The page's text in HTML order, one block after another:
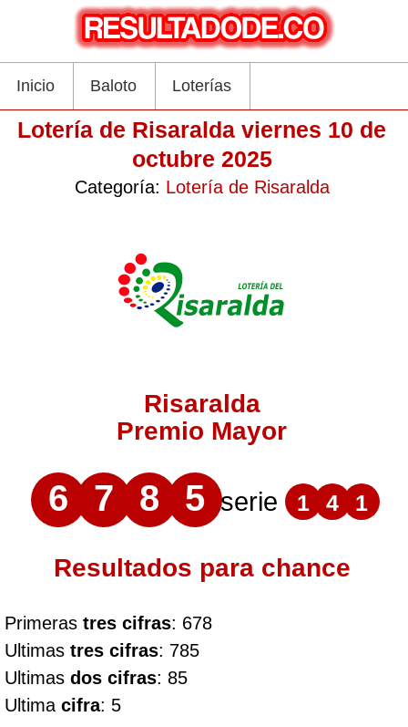
Inicio Baloto Loterías
Lotería de Risaralda viernes 10 de
octubre 2025
Categoría: Lotería de Risaralda
Risaralda
Premio Mayor
6 7 8 5 serie 1 4 1
Resultados para chance
Primeras tres cifras: 678
Ultimas tres cifras: 785
Ultimas dos cifras: 85
Ultima cifra: 5